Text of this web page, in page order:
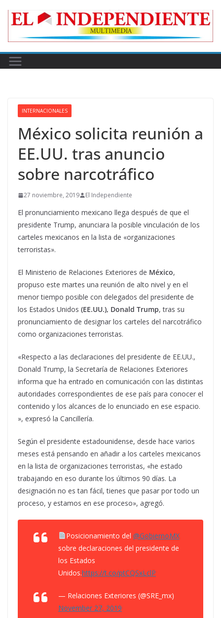
INTERNACIONALES
México solicita reunión a
EE.UU. tras anuncio
sobre narcotráfico
27 noviembre, 2019 El Independiente
El pronunciamiento mexicano llega después de que el
presidente Trump, anunciara la posible vinculación de los
carteles mexicanos en la lista de «organizaciones
terroristas».
El Ministerio de Relaciones Exteriores de México,
propuso este martes una reunión de alto nivel y en el
menor tiempo posible con delegados del presidente de
los Estados Unidos (EE.UU.), Donald Trump, tras su
pronunciamiento de designar los carteles del narcotráfico
como organizaciones terroristas.
«Respecto a las declaraciones del presidente de EE.UU.,
Donald Trump, la Secretaría de Relaciones Exteriores
informa que ha entrado en comunicación con las distintas
autoridades correspondientes de ese país para conocer el
contenido y los alcances de lo enunciado en ese espacio.​​​​​​​
», expresó la Cancillería.
Según el presidente estadounidense, desde hace varios
meses está pensando en añadir a los carteles mexicanos
en la lista de organizaciones terroristas, «he estado
trabajando en eso durante los últimos 90 días. La
designación no es tan fácil, tienes que pasar por todo un
proceso, y estamos en ese proceso», agregó.
Posicionamiento del @GobiernoMX
sobre declaraciones del presidente de
los Estados
Unidos.https://t.co/ptCQSxLclP
— Relaciones Exteriores (@SRE_mx)
November 27, 2019